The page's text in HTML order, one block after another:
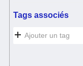
Tags associés